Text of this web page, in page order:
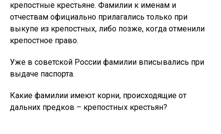
крепостные крестьяне. Фамилии к именам и
отчествам официально прилагались только при
выкупе из крепостных, либо позже, когда отменили
крепостное право.
Уже в советской России фамилии вписывались при
выдаче паспорта.
Какие фамилии имеют корни, происходящие от
дальних предков – крепостных крестьян?